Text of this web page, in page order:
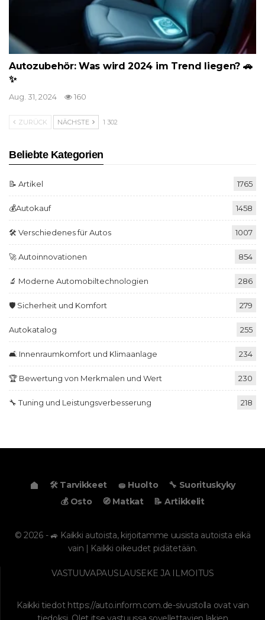
Autozubehör: Was wird 2024 im Trend liegen? 🚗
✨
Aug. 31, 2024 160
ZURÜCK NÄCHSTE 1 302
Beliebte Kategorien
📝 Artikel 1765
💰Autokauf 1458
🛠️ Verschiedenes für Autos 1007
🚀 Autoinnovationen 854
🔬 Moderne Automobiltechnologien 286
🛡️ Sicherheit und Komfort 279
Autokatalog 255
🛋️ Innenraumkomfort und Klimaanlage 234
🏆 Bewertung von Merkmalen und Wert 230
🔧 Tuning und Leistungsverbesserung 218
🛠️ Tarvikkeet 🧽 Huolto
🔧 Suorituskyky
💰 Osto
🧭 Matkat 📝 Artikkelit
© 2026 - 🚙 Kaikki autoista, kirjoitamme uusista autoista eikä
vain | Kaikki oikeudet pidätetään.
VASTUUVAPAUSLAUSEKE JA ILMOITUS
Kaikki tiedot https://auto.inform.com.de-sivustolla ovat vain